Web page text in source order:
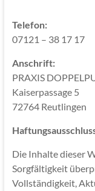
Telefon:
07121 – 38 17 17
Anschrift:
PRAXIS
Kaiserpassage 5
72764 Reutlingen
Die Inhalte dieser
Sorgfältigkeit
Vollständigkeit,